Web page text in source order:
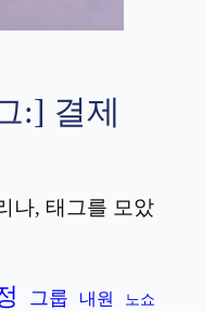
:] 결제
나, 태그를 모았
그룹 내원 노쇼